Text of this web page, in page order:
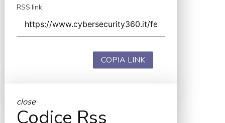
RSS link
COPIA LINK
close
Codice Rss